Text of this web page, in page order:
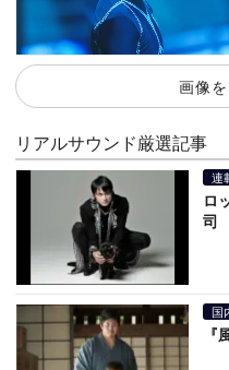
画像
リアルサウンド厳選記事
連
ロ
司
国